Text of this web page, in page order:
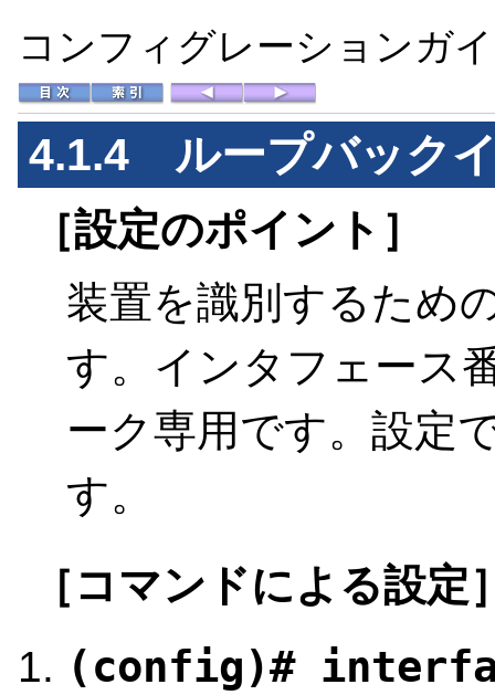
コンフィグレーションガ
4.1.4 ループバック
［設定のポイント］
装置を識別するため
す。インタフェース
ーク専用です。設定
す。
［コマンドによる設定
(config)#